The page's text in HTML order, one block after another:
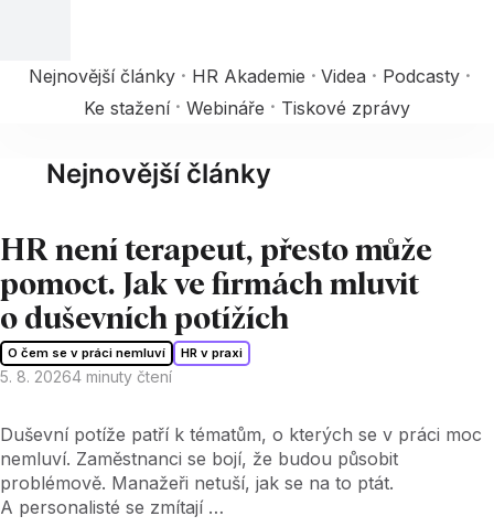
Nejnovější články HR Akademie Videa
Podcasty
Ke stažení
Webináře Tiskové zprávy
Nejnovější články
HR není terapeut, přesto může
pomoct. Jak ve firmách mluvit
o duševních potížích
O čem se v práci nemluví HR v praxi
5. 8. 20264 minuty čtení
Duševní potíže patří k tématům, o kterých se v práci moc
nemluví. Zaměstnanci se bojí, že budou působit
problémově. Manažeři netuší, jak se na to ptát.
A personalisté se zmítají …